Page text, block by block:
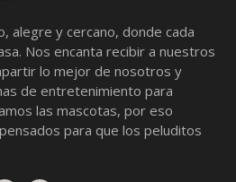
alegre y cercano, donde cada
Nos encanta recibir a nuestros
lo mejor de nosotros y
de entretenimiento para
las mascotas, por eso
para que los peluditos